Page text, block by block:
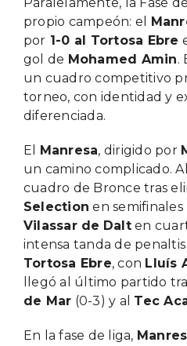
propio campeón: el
por 1-0 al Tortosa Ebre
gol de Mohamed Amin.
un cuadro competitivo
torneo, con identidad y
diferenciada.
El Manresa, dirigido por
un camino complicado.
cuadro de Bronce tras
Selection en semifinales
Vilassar de Dalten
intensa tanda de penaltis
Tortosa Ebre, con Lluís
llegó al último partido
de Mar (0-3) y al Tec
En la fase de liga,